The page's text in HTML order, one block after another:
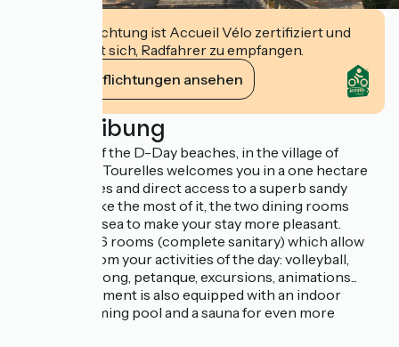
Diese Einrichtung ist Accueil Vélo zertifiziert und
verpflichtet sich, Radfahrer zu empfangen.
Ihre Verpflichtungen ansehen
Beschreibung
In the heart of the D-Day beaches, in the village of
Asnelles, Les Tourelles welcomes you in a one hectare
park with trees and direct access to a superb sandy
beach. To make the most of it, the two dining rooms
overlook the sea to make your stay more pleasant.
Capacity of 56 rooms (complete sanitary) which allow
you to rest from your activities of the day: volleyball,
sailing, ping pong, petanque, excursions, animations...
Our establishment is also equipped with an indoor
heated swimming pool and a sauna for even more